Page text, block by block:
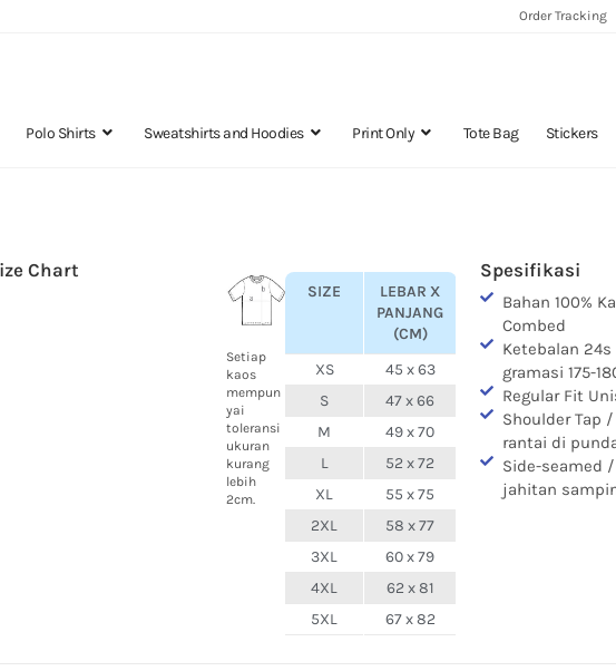
Order Tracking
Polo Shirts Sweatshirts and Hoodies Print Only Tote Bag Stickers
Chart
Setiap
kaos
mempun
yai
toleransi
ukuran
kurang
lebih
2cm.
SIZE
LEBAR X
PANJANG
(CM)
XS
45 x 63
S
47 x 66
M
49 x 70
L
52 x 72
XL
55 x 75
2XL
58 x 77
3XL
60 x 79
4XL
62 x 81
5XL
67 x 82
Spesifikasi
Bahan 100%
Combed
Ketebalan 24s
gramasi 175-
Regular Fit
Shoulder Tap
rantai di
Side-seamed /
jahitan